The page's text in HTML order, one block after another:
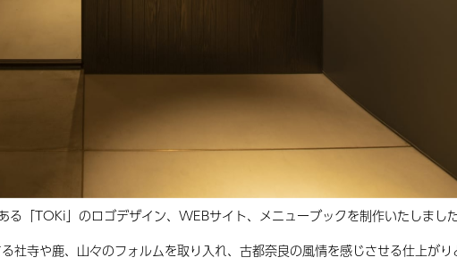
る「TOKi」のロゴデザイン、WEBサイト、メニューブックを制作いたしました
社寺や鹿、山々のフォルムを取り入れ、古都奈良の風情を感じさせる仕上がり